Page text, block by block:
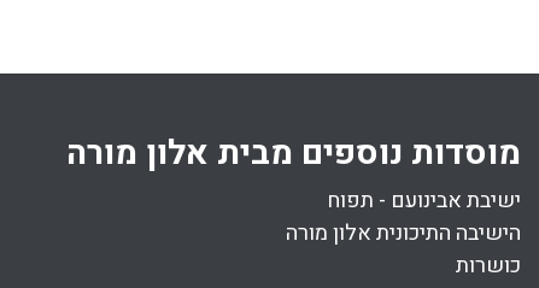
מוסדות נוספים מבית אלון מורה
ישיבת אבינועם - תפוח
הישיבה התיכונית אלון מורה
כושרות